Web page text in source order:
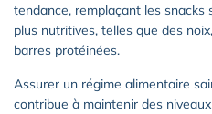
tendance, remplaçant les
plus nutritives, telles que des
barres protéinées.
Assurer un régime alimentaire
contribue à maintenir des